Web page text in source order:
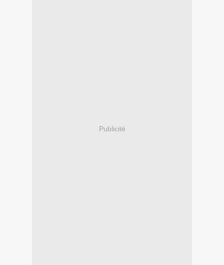
Publicité